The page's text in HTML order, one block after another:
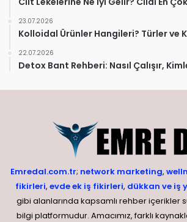
23.07.2026
Kolloidal Ürünler Hangileri? Türler ve
22.07.2026
Detox Bant Rehberi: Nasıl Çalışır,
Emredal.com.tr; network marketing,
fikirleri, evde ek iş fikirleri, dükkan ve iş
gibi alanlarında kapsamlı rehber içerikler
bilgi platformudur. Amacımız, farklı